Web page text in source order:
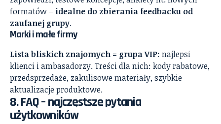
formatów – idealne do zbierania feedbacku od
zaufanej grupy.
Marki i małe firmy
Lista bliskich znajomych = grupa VIP: najlepsi
klienci i ambasadorzy. Treści dla nich: kody rabatowe,
przedsprzedaże, zakulisowe materiały, szybkie
aktualizacje produktowe.
8. FAQ – najczęstsze pytania
użytkowników